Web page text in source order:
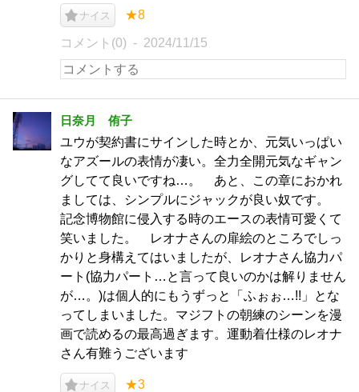
ナイス ★8
コメント(0) 2024/11/15
日奈月 侑子
ユウが契約書にサインした時とか、元気いっぱい
なアズールの表情が凄い。全力全開元気なギャン
グしてて良いですね…。 あと、この章におかれ
ましては、シンプルにジャックが良い奴です。
記念博物館に侵入する時のエースの表情可愛くて
笑いました。 レオナさんの扉絵のところでしっ
かりと身構えてはいましたが、レオナさん協力パ
ート(協力パート…と言って良いのかは解りません
が…。)は個人的にもうずっと「ふぉぉ…!!」とな
ってしまいました。マジフトの朝練のシーンを漫
画で読めるの最高過ぎます。運動着仕様のレオナ
さん有難うございます
ナイス ★3